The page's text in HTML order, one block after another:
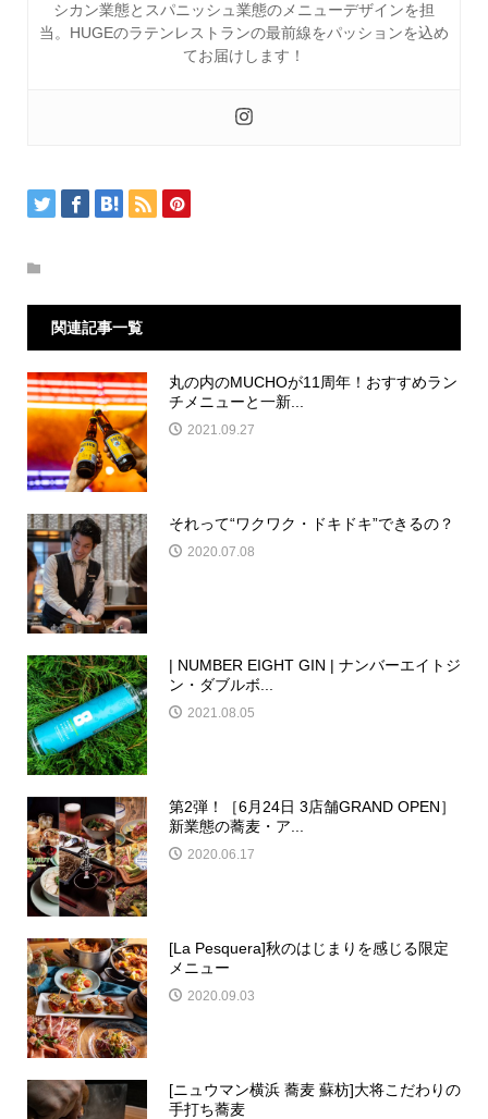
シカン業態とスパニッシュ業態のメニューデザインを担
当。HUGEのラテンレストランの最前線をパッションを込め
てお届けします！
関連記事一覧
丸の内のMUCHOが11周年！おすすめラン
チメニューと一新...
2021.09.27
それって“ワクワク・ドキドキ”できるの？
2020.07.08
| NUMBER EIGHT GIN | ナンバーエイトジ
ン・ダブルボ...
2021.08.05
第2弾！［6月24日 3店舗GRAND OPEN］
新業態の蕎麦・ア...
2020.06.17
[La Pesquera]秋のはじまりを感じる限定
メニュー
2020.09.03
[ニュウマン横浜 蕎麦 蘇枋]大将こだわりの
手打ち蕎麦